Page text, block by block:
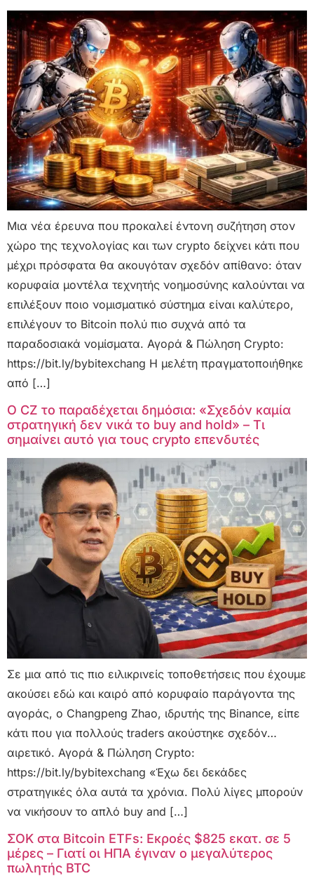
Μια νέα έρευνα που προκαλεί έντονη συζήτηση στον
χώρο της τεχνολογίας και των crypto δείχνει κάτι που
μέχρι πρόσφατα θα ακουγόταν σχεδόν απίθανο: όταν
κορυφαία μοντέλα τεχνητής νοημοσύνης καλούνται να
επιλέξουν ποιο νομισματικό σύστημα είναι καλύτερο,
επιλέγουν το Bitcoin πολύ πιο συχνά από τα
παραδοσιακά νομίσματα. Αγορά & Πώληση Crypto:
https://bit.ly/bybitexchang Η μελέτη πραγματοποιήθηκε
από […]
Ο CZ το παραδέχεται δημόσια: «Σχεδόν καμία
στρατηγική δεν νικά το buy and hold» – Τι
σημαίνει αυτό για τους crypto επενδυτές
Σε μια από τις πιο ειλικρινείς τοποθετήσεις που έχουμε
ακούσει εδώ και καιρό από κορυφαίο παράγοντα της
αγοράς, ο Changpeng Zhao, ιδρυτής της Binance, είπε
κάτι που για πολλούς traders ακούστηκε σχεδόν…
αιρετικό. Αγορά & Πώληση Crypto:
https://bit.ly/bybitexchang «Έχω δει δεκάδες
στρατηγικές όλα αυτά τα χρόνια. Πολύ λίγες μπορούν
να νικήσουν το απλό buy and […]
ΣΟΚ στα Bitcoin ETFs: Εκροές $825 εκατ. σε 5
μέρες – Γιατί οι ΗΠΑ έγιναν ο μεγαλύτερος
πωλητής BTC